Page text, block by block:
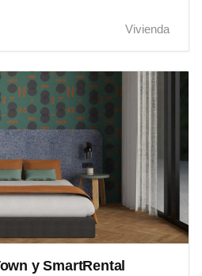
Vivienda
y SmartRental